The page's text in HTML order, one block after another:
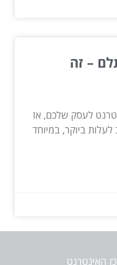
– זה
לעסק שלכם, אז
ביוקר, במיוחד
האינטרנט